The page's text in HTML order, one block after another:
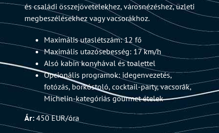
és családi összejövetelekhez, városnézéshez, üzleti
megbeszélésekhez vagy vacsorákhoz.
Maximális utaslétszám: 12 fő
Maximális utazósebesség: 17 km/h
Alsó kabin konyhával és toalettel
Opcionális programok: idegenvezetés,
fotózás, borkóstoló, cocktail-party, vacsorák,
Michelin-kategóriás gourmet ételek
Ár: 450 EUR/óra